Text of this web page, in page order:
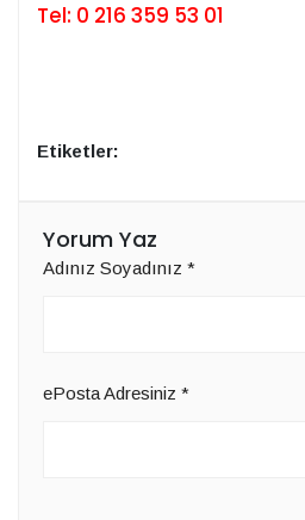
Tel: 0 216 359 53 01
Etiketler:
Yorum Yaz
Adınız Soyadınız *
ePosta Adresiniz *